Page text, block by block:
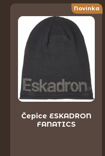
Novinka
Čepice ESKADRON
FANATICS